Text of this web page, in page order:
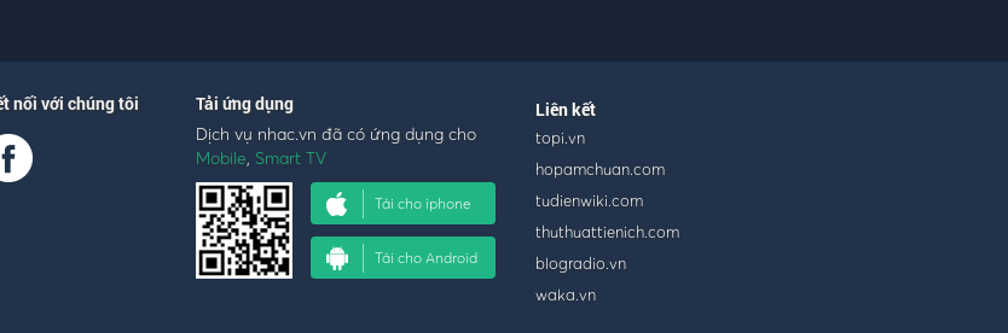
nối với chúng tôi Tải ứng dụng
Dịch vụ nhac.vn đã có ứng dụng cho
Mobile, Smart TV
Tải cho iphone
Tải cho Android
Liên kết
topi.vn
hopamchuan.com
tudienwiki.com
thuthuattienich.com
blogradio.vn
waka.vn